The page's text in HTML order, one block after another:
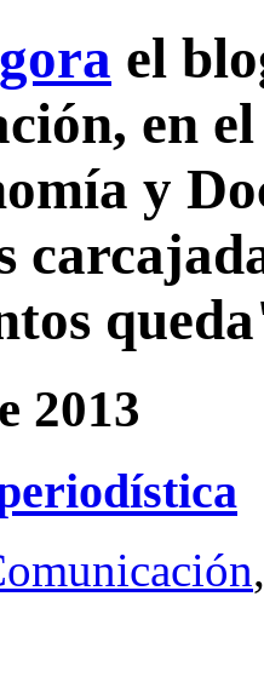
el
en
y
2013
,